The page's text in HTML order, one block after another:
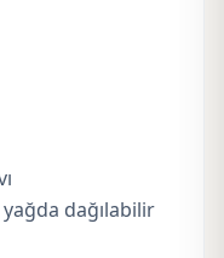
dağılabilir